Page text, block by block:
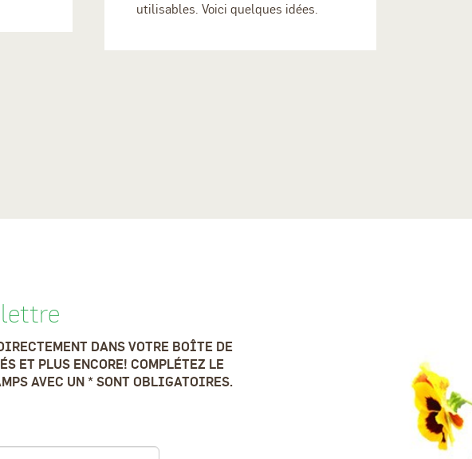
utilisables. Voici quelques idées.
DANS VOTRE BOÎTE DE
ET PLUS ENCORE! COMPLÉTEZ LE
AVEC UN * SONT OBLIGATOIRES.